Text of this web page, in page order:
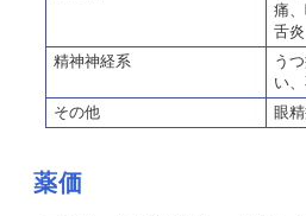
痛
舌
精神神経系
う
い
その他
眼
薬価